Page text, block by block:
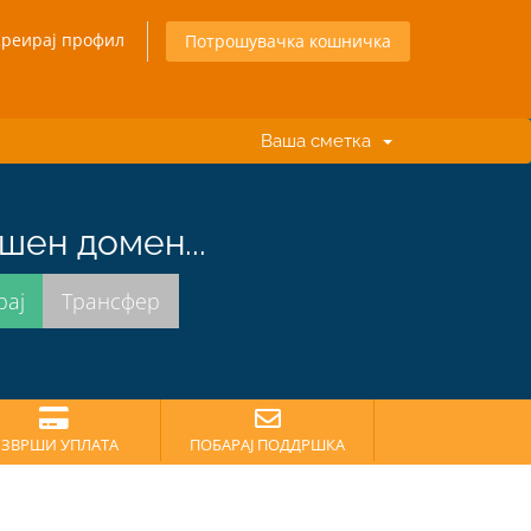
профил Потрошувачка кошничка
Ваша сметка
домен...
УПЛАТА ПОБАРАЈ ПОДДРШКА